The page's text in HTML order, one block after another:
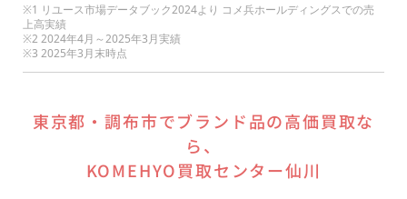
※1 リユース市場データブック2024より コメ兵ホールディングスでの売
上高実績
※2 2024年4月～2025年3月実績
※3 2025年3月末時点
東京都 ・調布市でブランド品の高価買取な
ら、
KOMEHYO買取センター仙川